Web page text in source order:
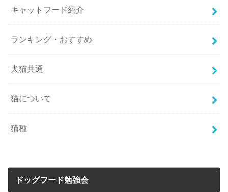
キャットフード紹介
ランキング・おすすめ
犬猫共通
猫について
猫種
ドッグフード勉強会